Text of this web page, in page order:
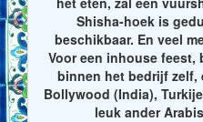
Shisha-hoek is
beschikbaar. En veel
Voor een inhouse
binnen het bedrijf zelf,
Bollywood (India),
leuk ander